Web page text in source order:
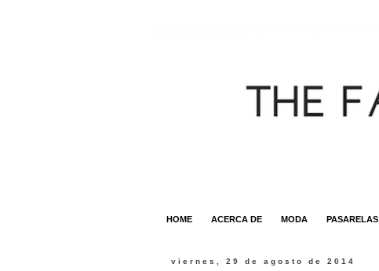
HOME ACERCA DE MODA PASARELAS
viernes, 29 de agosto de 2014